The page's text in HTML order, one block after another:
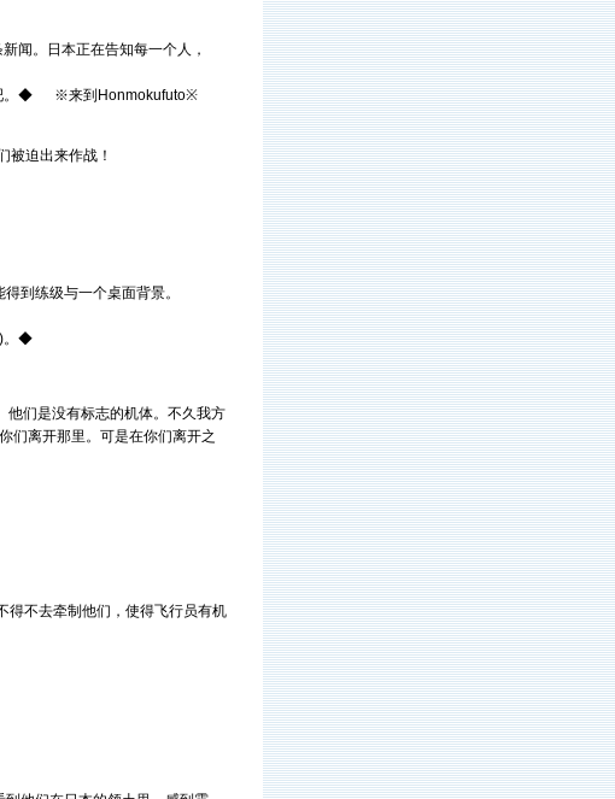
闻。日本正在告知每一个人，
吧。◆ ※来到Honmokufuto※
迫出来作战！
到练级与一个桌面背景。
。◆
们是没有标志的机体。不久我方
们离开那里。可是在你们离开之
得不去牵制他们，使得飞行员有机